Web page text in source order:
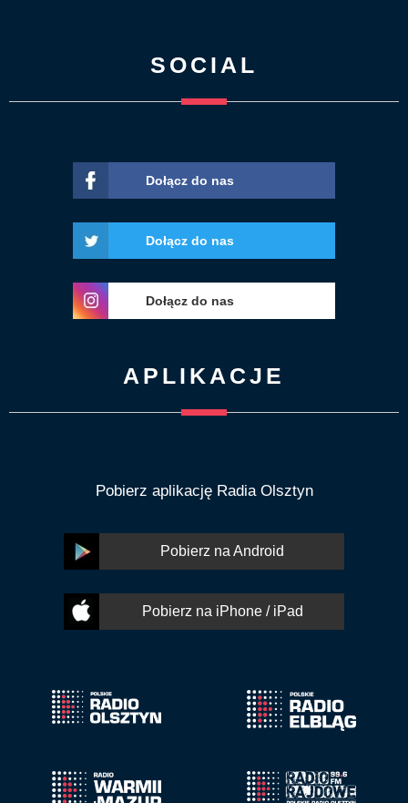
SOCIAL
Dołącz do nas
Dołącz do nas
Dołącz do nas
APLIKACJE
Pobierz aplikację Radia Olsztyn
Pobierz na Android
Pobierz na iPhone / iPad